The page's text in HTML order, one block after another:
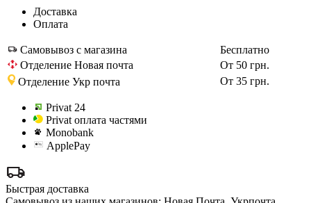
Доставка
Оплата
Самовывоз с магазина
Бесплатно
Отделение Новая почта
От 50 грн.
Отделение Укр почта
От 35 грн.
Privat 24
Privat оплата частями
Monobank
ApplePay
Быстрая доставка